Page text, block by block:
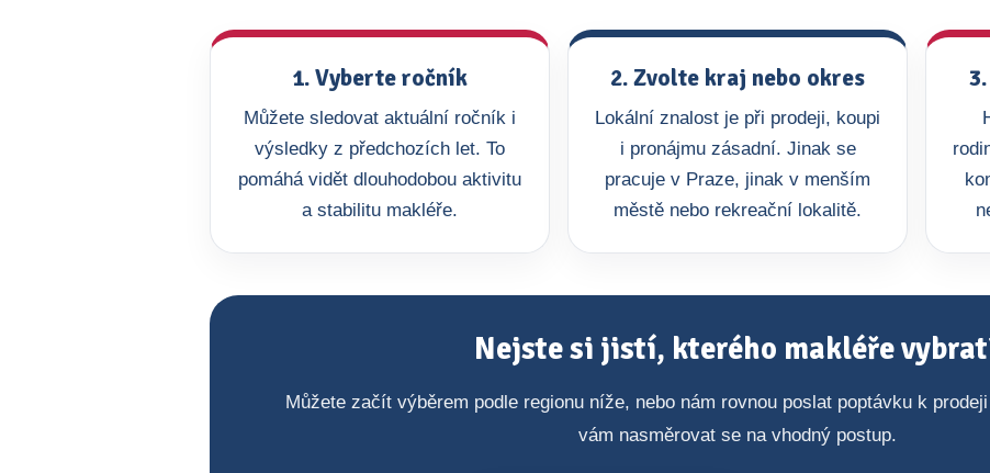
1. Vyberte ročník
Můžete sledovat aktuální ročník i
výsledky z předchozích let. To
pomáhá vidět dlouhodobou aktivitu
a stabilitu makléře.
2. Zvolte kraj nebo okres
Lokální znalost je při prodeji, koupi
i pronájmu zásadní. Jinak se
pracuje v Praze, jinak v menším
městě nebo rekreační lokalitě.
Nejste si jistí, kterého makléře
Můžete začít výběrem podle regionu níže, nebo nám rovnou poslat poptávku k
vám nasměrovat se na vhodný postup.